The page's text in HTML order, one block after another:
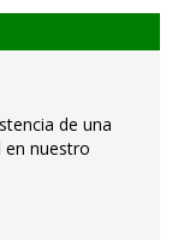
de una
en nuestro